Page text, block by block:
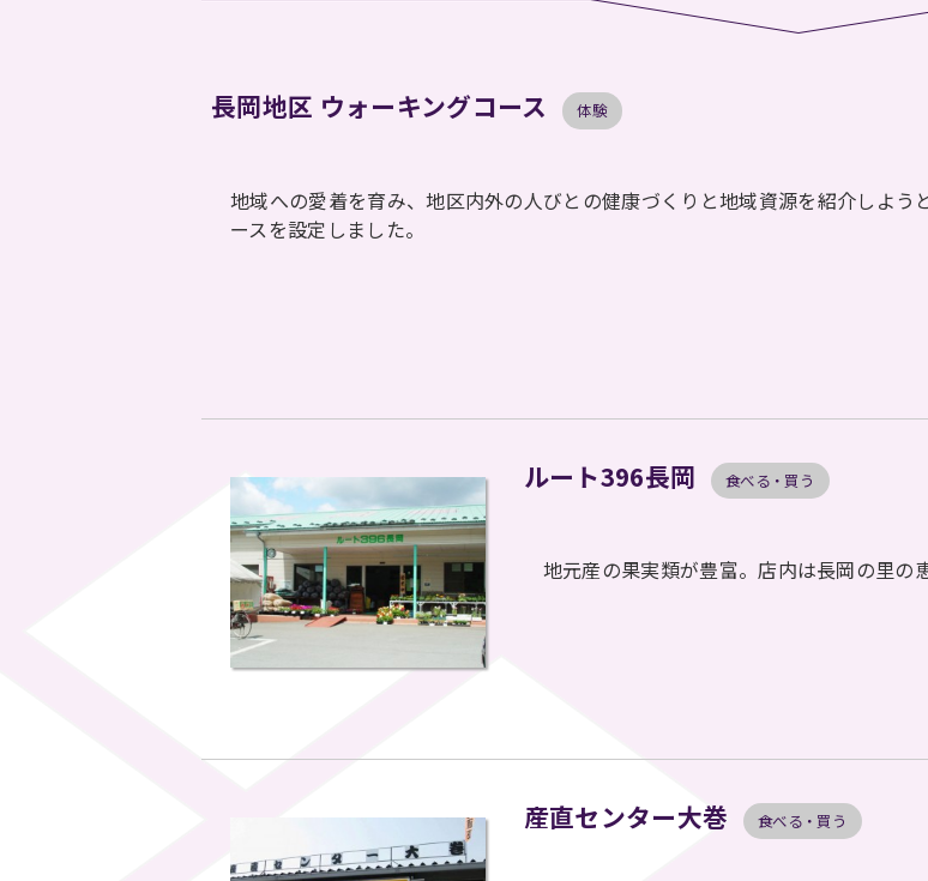
長岡地区 ウォーキングコース 体験
地域への愛着を育み、地区内外の人びとの健康づくりと地域資源を紹介しよ
ースを設定しました。
ルート396長岡 食べる・買う
地元産の果実類が豊富。店内は長岡の里の
産直センター大巻 食べる・買う